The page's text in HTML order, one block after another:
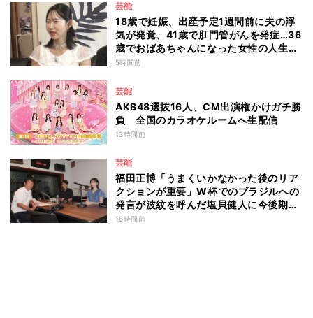
芸能
18歳で妊娠、出産予定1週間前に夫の浮
気が発覚、41歳で肛門管がんを発症…36
歳でおばあちゃんになった女性の人生に
島田珠代も思わず涙 『愛のハイエナ
5時間前
芸能
AKB48選抜16人、CM出演権かけガチ勝
負 全国のカラオケルームへ生配信
13時間前
芸能
福田正博「うまくいかなかった後のリア
クションが重要」W杯でのブラジルへの
発言が波紋を呼んだ塩貝健人に今後期待
することは？
16時間前